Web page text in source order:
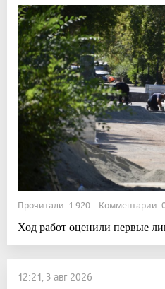
Прочитали: 1 920 Комментарии:
Ход работ оценили первые
12:21, 3 авг 2026